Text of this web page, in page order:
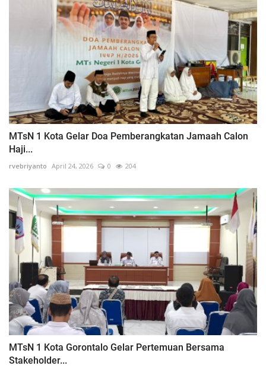
MTsN 1 Kota Gelar Doa Pemberangkatan Jamaah Calon
Haji...
rvebriyanto April 24, 2026 0 204
MTsN 1 Kota Gorontalo Gelar Pertemuan Bersama
Stakeholder...